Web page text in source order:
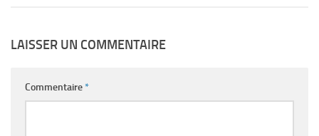
LAISSER UN COMMENTAIRE
Commentaire*